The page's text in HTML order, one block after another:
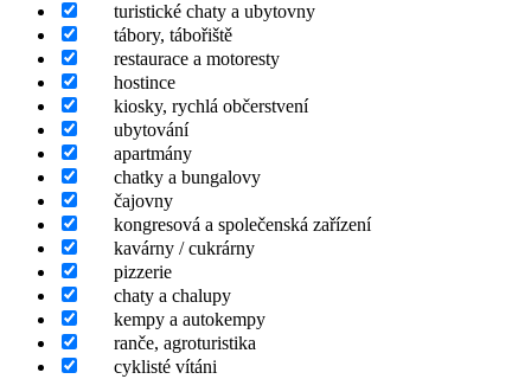
turistické chaty a ubytovny
tábory, tábořiště
restaurace a motoresty
hostince
kiosky, rychlá občerstvení
ubytování
apartmány
chatky a bungalovy
čajovny
kongresová a společenská zařízení
kavárny / cukrárny
pizzerie
chaty a chalupy
kempy a autokempy
ranče, agroturistika
cyklisté vítáni